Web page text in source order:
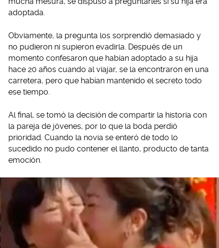
adoptada.
Obviamente, la pregunta los sorprendió demasiado y
no pudieron ni supieron evadirla. Después de un
momento confesaron que habían adoptado a su hija
hace 20 años cuando al viajar, se la encontraron en una
carretera, pero que habían mantenido el secreto todo
ese tiempo.
Al final, se tomó la decisión de compartir la historia con
la pareja de jóvenes, por lo que la boda perdió
prioridad. Cuando la novia se enteró de todo lo
sucedido no pudo contener el llanto, producto de tanta
emoción.